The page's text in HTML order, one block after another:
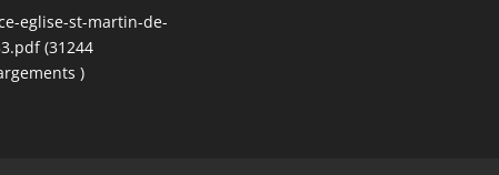
eglise-st-martin-de-
(31244
)